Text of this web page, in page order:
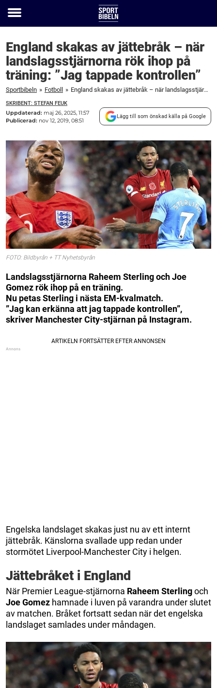
Toggle
England skakas av jättebråk – när
landslagsstjärnorna rök ihop på
träning: ”Jag tappade kontrollen”
Sportbibeln » Fotboll » England skakas av jättebråk – när landslagsstjärnorna rök ihop på träning: "Jag tappade kontrollen"
SKRIBENT: STEFAN FEUK
Uppdaterad: maj 26, 2025, 11:57
Publicerad: nov 12, 2019, 08:51
Lägg till som önskad källa på Google
FOTO: Bildbyrån + TT Nyhetsbyrån
Landslagsstjärnorna Raheem Sterling och Joe
Gomez rök ihop på en träning.
Nu petas Sterling i nästa EM-kvalmatch.
”Jag kan erkänna att jag tappade kontrollen”,
skriver Manchester City-stjärnan på Instagram.
Engelska landslaget skakas just nu av ett internt
jättebråk. Känslorna svallade upp redan under
stormötet Liverpool-Manchester City i helgen.
Jättebråket i England
När Premier League-stjärnorna Raheem Sterlingoch
Joe Gomez hamnade i luven på varandra under slutet
av matchen. Bråket fortsatt sedan när det engelska
landslaget samlades under måndagen.